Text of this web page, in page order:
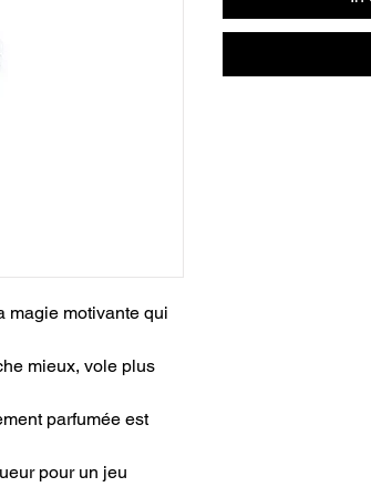
magie motivante qui
mieux, vole plus
parfumée est
pour un jeu